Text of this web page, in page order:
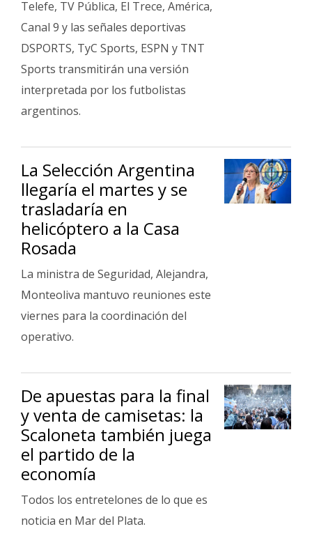
Telefe, TV Pública, El Trece, América,
Canal 9 y las señales deportivas
DSPORTS, TyC Sports, ESPN y TNT
Sports transmitirán una versión
interpretada por los futbolistas
argentinos.
La Selección Argentina
llegaría el martes y se
trasladaría en
helicóptero a la Casa
Rosada
La ministra de Seguridad, Alejandra,
Monteoliva mantuvo reuniones este
viernes para la coordinación del
operativo.
De apuestas para la final
y venta de camisetas: la
Scaloneta también juega
el partido de la
economía
Todos los entretelones de lo que es
noticia en Mar del Plata.